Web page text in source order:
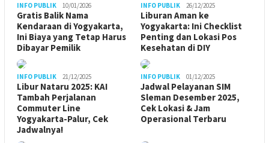
INFO PUBLIK 10/01/2026
Gratis Balik Nama
Kendaraan di Yogyakarta,
Ini Biaya yang Tetap Harus
Dibayar Pemilik
INFO PUBLIK 26/12/2025
Liburan Aman ke
Yogyakarta: Ini Checklist
Penting dan Lokasi Pos
Kesehatan di DIY
INFO PUBLIK 21/12/2025
Libur Nataru 2025: KAI
Tambah Perjalanan
Commuter Line
Yogyakarta-Palur, Cek
Jadwalnya!
INFO PUBLIK 01/12/2025
Jadwal Pelayanan SIM
Sleman Desember 2025,
Cek Lokasi & Jam
Operasional Terbaru